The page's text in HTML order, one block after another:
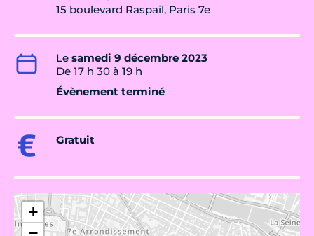
15 boulevard Raspail, Paris 7e
Le samedi 9 décembre 2023
De 17 h 30 à 19 h
Évènement terminé
Gratuit
+